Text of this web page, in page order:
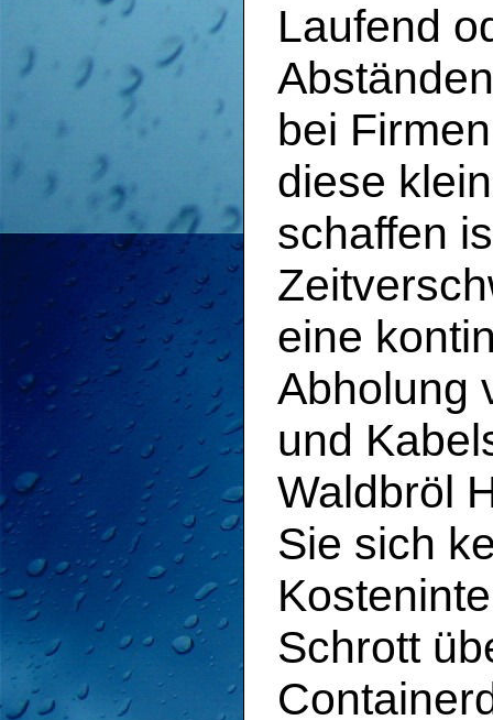
Laufend
bei
diese
schaffen
eine
Abholung
und
Waldbröl
Sie sich
Schrott